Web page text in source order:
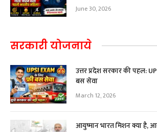
June 30, 2026
सरकारी योजनाये
उत्तर प्रदेश सरकार की पहल:
बस सेवा
March 12, 2026
आयुष्मान भारत मिशन क्या है,